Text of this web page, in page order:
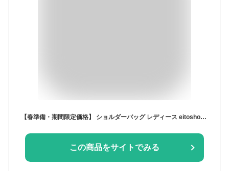
【春準備・期間限定価格】 ショルダーバッグ レディース eitoshow 斜めがけ ナイロン 軽い 軽量 ショルダー バッグ 斜めがけバック バック かわいい 斜めがけバッグ ボディバッグ ワンショルダー ワンショルダーバッグ メンズ かばん おしゃれ 旅行バッグ 防水 LT-SHS
この商品をサイトでみる